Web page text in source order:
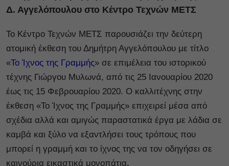
Δ. Αγγελόπουλου στο Κέντρο Τεχνών ΜΕΤΣ
Το Κέντρο Τεχνών ΜΕΤΣ παρουσιάζει την δεύτερη
ατομική έκθεση του Δημήτρη Αγγελόπουλου με τίτλο
«Το Ίχνος της Γραμμής» σε επιμέλεια του ιστορικού
τέχνης Γιώργου Μυλωνά, από τις 25 Ιανουαρίου 2020
έως τις 15 Φεβρουαρίου 2020. Ο καλλιτέχνης στην
έκθεση «Το Ίχνος της Γραμμής» επιχειρεί μέσα από
σχέδια αλλά και αμιγώς παραστατικά έργα με λάδια σε
καμβά και ξύλο να εξαντλήσει τους τρόπους που
μπορεί η γραμμή και το ίχνος της να τον οδηγήσει σε
καινούρια εικαστικά μονοπάτια.